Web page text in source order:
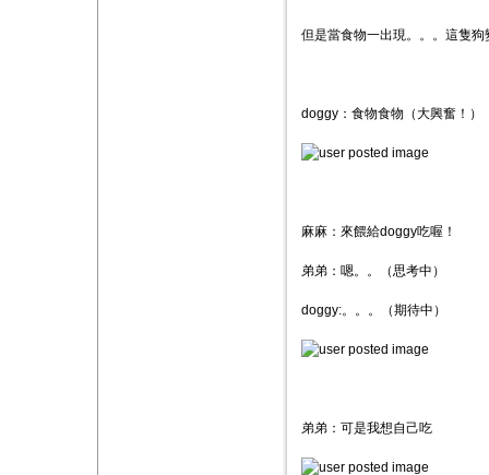
但是當食物一出現。。。這隻狗
doggy：食物食物（大興奮！）
麻麻：來餵給doggy吃喔！
弟弟：嗯。。（思考中）
doggy:。。。（期待中）
弟弟：可是我想自己吃